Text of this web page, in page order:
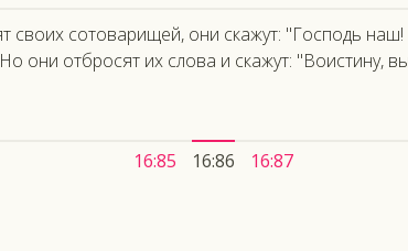
своих сотоварищей, они скажут: "Господь
они отбросят их слова и скажут: "Воистину,
16:85 16:86 16:87